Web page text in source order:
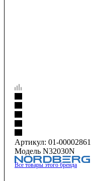
Артикул: 01-00002861
Модель N32030N
Все товары этого бренда